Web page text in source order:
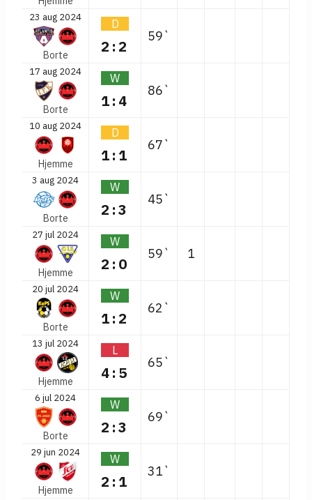
23 aug 2024
Borte
D
2:2
59`
17 aug 2024
Borte
W
1:4
86`
10 aug 2024
Hjemme
D
1:1
67`
3 aug 2024
Borte
W
2:3
45`
27 jul 2024
Hjemme
W
2:0
59` 1
20 jul 2024
Borte
W
1:2
62`
13 jul 2024
Hjemme
L
4:5
65`
6 jul 2024
Borte
W
2:3
69`
29 jun 2024
Hjemme
W
2:1
31`